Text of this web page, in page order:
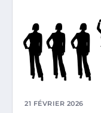
21 FÉVRIER 2026